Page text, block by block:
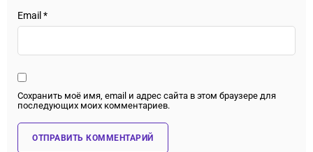
Email*
Сохранить моё имя, email и адрес сайта в этом браузере для
последующих моих комментариев.